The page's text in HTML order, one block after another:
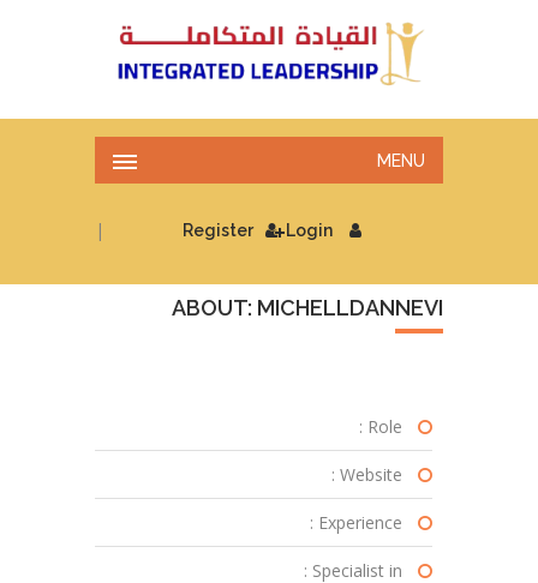
MENU
Login
| Register
ABOUT: MICHELLDANNEVI
Role :
Website :
Experience :
Specialist in :